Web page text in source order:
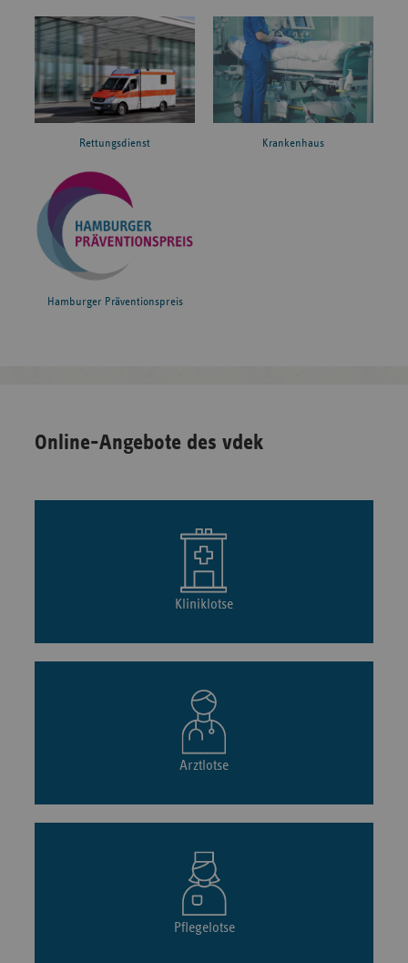
Rettungsdienst Krankenhaus
Hamburger Präventionspreis
Online-Angebote des vdek
Kliniklotse
Arztlotse
Pflegelotse